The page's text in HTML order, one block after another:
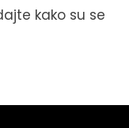
kako su se